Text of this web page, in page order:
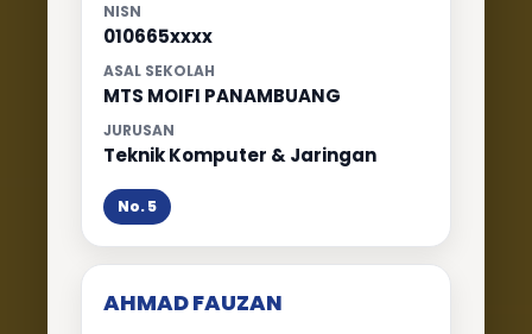
NISN
010665xxxx
ASAL SEKOLAH
MTS MOIFI PANAMBUANG
JURUSAN
Teknik Komputer & Jaringan
No. 5
AHMAD FAUZAN